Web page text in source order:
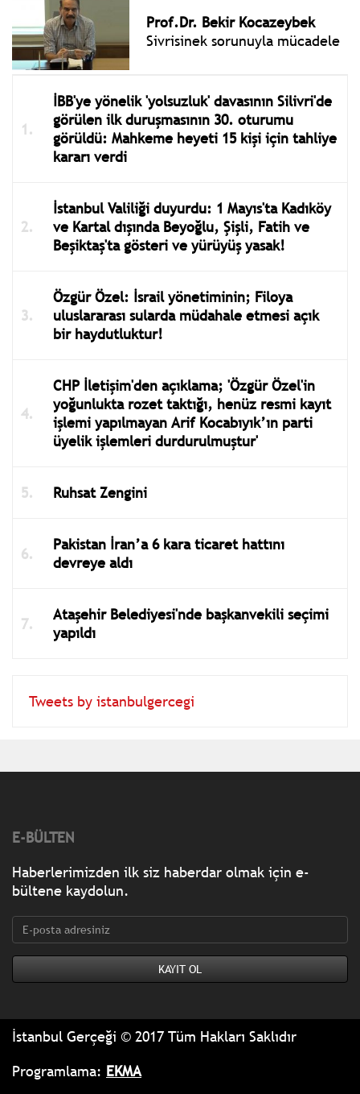
Prof.Dr. Bekir Kocazeybek
Sivrisinek sorunuyla mücadele
İBB'ye yönelik 'yolsuzluk' davasının Silivri'de
görülen ilk duruşmasının 30. oturumu
görüldü: Mahkeme heyeti 15 kişi için tahliye
kararı verdi
İstanbul Valiliği duyurdu: 1 Mayıs'ta Kadıköy
ve Kartal dışında Beyoğlu, Şişli, Fatih ve
Beşiktaş'ta gösteri ve yürüyüş yasak!
Özgür Özel: İsrail yönetiminin; Filoya
uluslararası sularda müdahale etmesi açık
bir haydutluktur!
CHP İletişim'den açıklama; 'Özgür Özel'in
yoğunlukta rozet taktığı, henüz resmi kayıt
işlemi yapılmayan Arif Kocabıyık’ın parti
üyelik işlemleri durdurulmuştur'
Ruhsat Zengini
Pakistan İran’a 6 kara ticaret hattını
devreye aldı
Ataşehir Belediyesi'nde başkanvekili seçimi
yapıldı
Tweets by istanbulgercegi
E-BÜLTEN
Haberlerimizden ilk siz haberdar olmak için e-
bültene kaydolun.
İstanbul Gerçeği © 2017 Tüm Hakları Saklıdır
Programlama: EKMA